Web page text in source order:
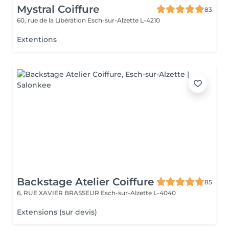
Mystral Coiffure
83
60, rue de la Libération Esch-sur-Alzette L-4210
Extentions
Backstage Atelier Coiffure
85
6, RUE XAVIER BRASSEUR Esch-sur-Alzette L-4040
Extensions (sur devis)